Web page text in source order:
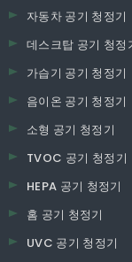
자동차 공기 청정기
데스크탑 공기 청정
가습기 공기 청정기
음이온 공기 청정기
소형 공기 청정기
TVOC 공기 청정기
HEPA 공기 청정기
홈 공기 청정기
UVC 공기 청정기